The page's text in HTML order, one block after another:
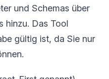
und Schemas über
hinzu. Das Tool
gültig ist, da Sie nur